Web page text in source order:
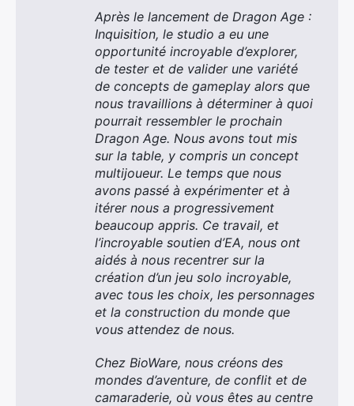
Après le lancement de Dragon Age :
Inquisition, le studio a eu une
opportunité incroyable d’explorer,
de tester et de valider une variété
de concepts de gameplay alors que
nous travaillions à déterminer à quoi
pourrait ressembler le prochain
Dragon Age. Nous avons tout mis
sur la table, y compris un concept
multijoueur. Le temps que nous
avons passé à expérimenter et à
itérer nous a progressivement
beaucoup appris. Ce travail, et
l’incroyable soutien d’EA, nous ont
aidés à nous recentrer sur la
création d’un jeu solo incroyable,
avec tous les choix, les personnages
et la construction du monde que
vous attendez de nous.
Chez BioWare, nous créons des
mondes d’aventure, de conflit et de
camaraderie, où vous êtes au centre